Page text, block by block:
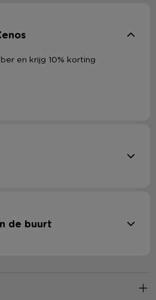
en krijg 10% korting
de buurt